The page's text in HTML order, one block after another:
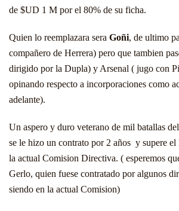
de $UD 1 M por el 80% de su ficha.
Quien lo reemplazara sera Goñi, de ultimo
compañero de Herrera) pero que tambien
dirigido por la Dupla) y Arsenal ( jugo con
opinando respecto a incorporaciones como
adelante).
Un aspero y duro veterano de mil batallas
se le hizo un contrato por 2 años y supere el
la actual Comision Directiva. ( esperemos
Gerlo, quien fuese contratado por algunos
siendo en la actual Comision)